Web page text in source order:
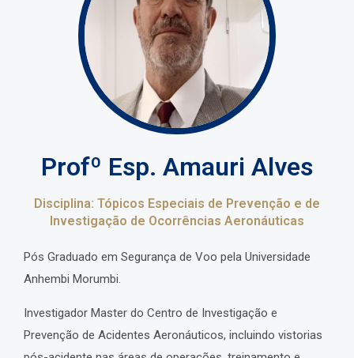
Profº Esp. Amauri Alves
Disciplina: Tópicos Especiais de Prevenção e de
Investigação de Ocorrências Aeronáuticas
Pós Graduado em Segurança de Voo pela Universidade
Anhembi Morumbi.
Investigador Master do Centro de Investigação e
Prevenção de Acidentes Aeronáuticos, incluindo vistorias